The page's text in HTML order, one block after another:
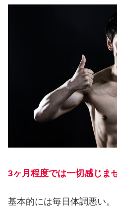
3ヶ月程度では一切感じま
基本的には毎日体調悪い。